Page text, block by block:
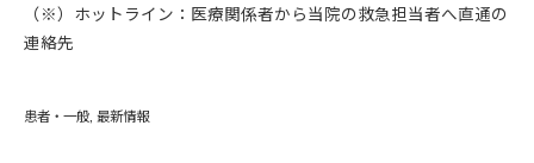
（※）ホットライン：医療関係者から当院の救急担当者へ直通の
連絡先
患者・一般 最新情報